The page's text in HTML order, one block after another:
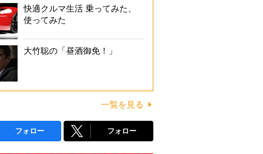
快適クルマ生活 乗ってみた、
使ってみた
大竹聡の「昼酒御免！」
一覧を見る
フォロー フォロー